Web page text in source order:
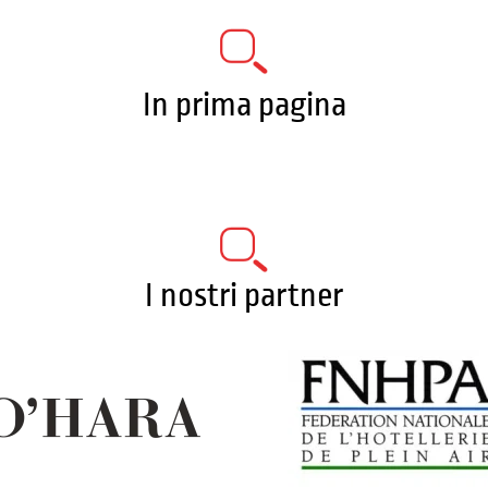
In prima pagina
I nostri partner